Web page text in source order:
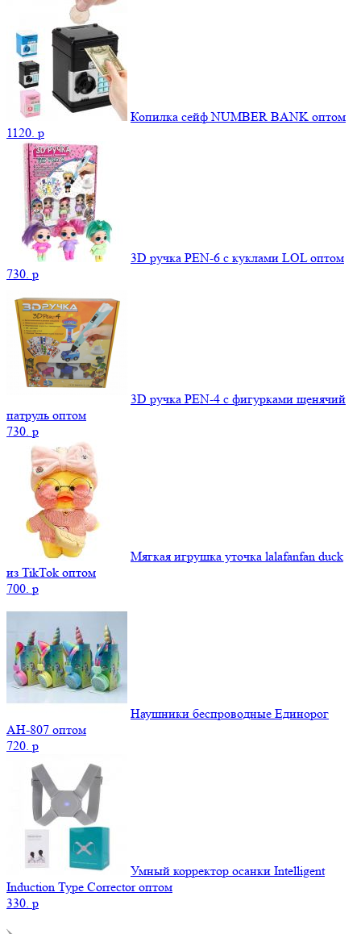
Копилка сейф NUMBER BANK оптом
1120. p
3D ручка PEN-6 с куклами LOL оптом
730. p
3D ручка PEN-4 с фигурками щенячий
патруль оптом
730. p
Мягкая игрушка уточка lalafanfan duck
из TikTok оптом
700. p
Наушники беспроводные Единорог
AH-807 оптом
720. p
Умный корректор осанки Intelligent
Induction Type Corrector оптом
330. p